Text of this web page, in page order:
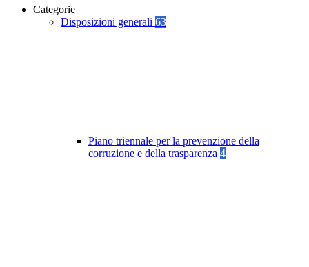
Categorie
Disposizioni generali 63
Piano triennale per la prevenzione della
corruzione e della trasparenza 4